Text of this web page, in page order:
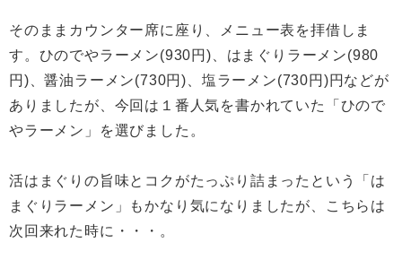
そのままカウンター席に座り、メニュー表を拝借しま
す。ひのでやラーメン(930円)、はまぐりラーメン(980
円)、醤油ラーメン(730円)、塩ラーメン(730円)円などが
ありましたが、今回は１番人気を書かれていた「ひので
やラーメン」を選びました。
活はまぐりの旨味とコクがたっぷり詰まったという「は
まぐりラーメン」もかなり気になりましたが、こちらは
次回来れた時に・・・。